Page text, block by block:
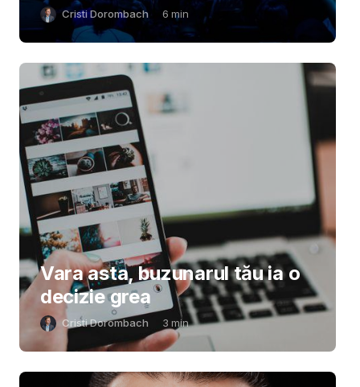
Cristi Dorombach 6 min
Vara asta, buzunarul tău ia o
decizie grea
Cristi Dorombach 3 min